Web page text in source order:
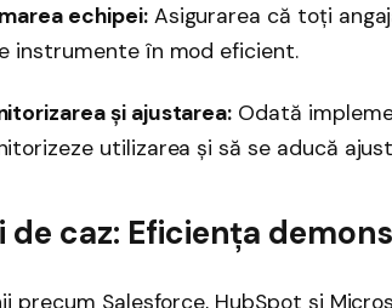
echipei:Asigurarea că toți
instrumente în mod eficient.
și ajustarea: Odată
utilizarea și să se aducă
de caz: Eficiența
precum Salesforce, HubSpot și